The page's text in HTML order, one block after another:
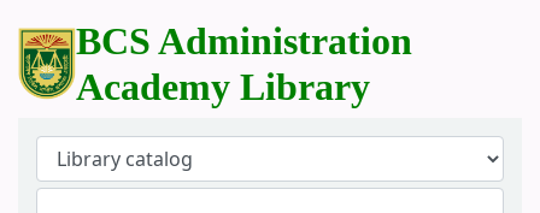
BCS Administration
Academy Library